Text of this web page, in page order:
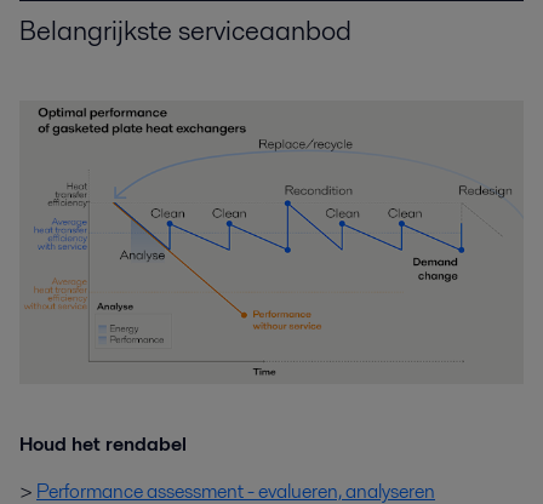
Belangrijkste serviceaanbod
Houd het rendabel
> Performance assessment - evalueren, analyseren